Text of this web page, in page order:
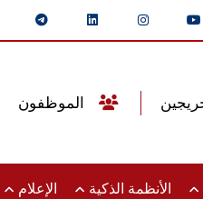
الأنظمة الذكية الإعلام